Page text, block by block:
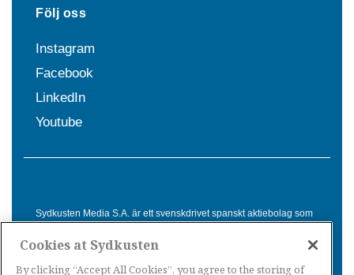
Följ oss
Instagram
Facebook
LinkedIn
Youtube
Sydkusten Media S.A. är ett svenskdrivet spanskt aktiebolag som
Spanien. Genom nyhetsbevakning av hela Spanien, med bas på
Cookies at Sydkusten
By clicking “Accept All Cookies”, you agree to the storing of